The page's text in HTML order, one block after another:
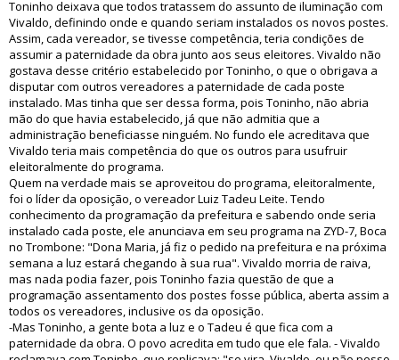
Toninho deixava que todos tratassem do assunto de iluminação com
Vivaldo, definindo onde e quando seriam instalados os novos postes.
Assim, cada vereador, se tivesse competência, teria condições de
assumir a paternidade da obra junto aos seus eleitores. Vivaldo não
gostava desse critério estabelecido por Toninho, o que o obrigava a
disputar com outros vereadores a paternidade de cada poste
instalado. Mas tinha que ser dessa forma, pois Toninho, não abria
mão do que havia estabelecido, já que não admitia que a
administração beneficiasse ninguém. No fundo ele acreditava que
Vivaldo teria mais competência do que os outros para usufruir
eleitoralmente do programa.
Quem na verdade mais se aproveitou do programa, eleitoralmente,
foi o líder da oposição, o vereador Luiz Tadeu Leite. Tendo
conhecimento da programação da prefeitura e sabendo onde seria
instalado cada poste, ele anunciava em seu programa na ZYD-7, Boca
no Trombone: "Dona Maria, já fiz o pedido na prefeitura e na próxima
semana a luz estará chegando à sua rua". Vivaldo morria de raiva,
mas nada podia fazer, pois Toninho fazia questão de que a
programação assentamento dos postes fosse pública, aberta assim a
todos os vereadores, inclusive os da oposição.
-Mas Toninho, a gente bota a luz e o Tadeu é que fica com a
paternidade da obra. O povo acredita em tudo que ele fala. - Vivaldo